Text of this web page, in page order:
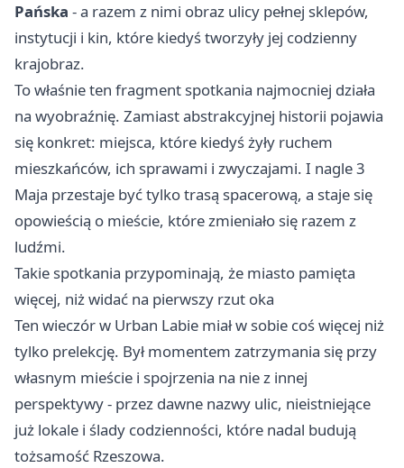
Pańska - a razem z nimi obraz ulicy pełnej sklepów,
instytucji i kin, które kiedyś tworzyły jej codzienny
krajobraz.
To właśnie ten fragment spotkania najmocniej działa
na wyobraźnię. Zamiast abstrakcyjnej historii pojawia
się konkret: miejsca, które kiedyś żyły ruchem
mieszkańców, ich sprawami i zwyczajami. I nagle 3
Maja przestaje być tylko trasą spacerową, a staje się
opowieścią o mieście, które zmieniało się razem z
ludźmi.
Takie spotkania przypominają, że miasto pamięta
więcej, niż widać na pierwszy rzut oka
Ten wieczór w Urban Labie miał w sobie coś więcej niż
tylko prelekcję. Był momentem zatrzymania się przy
własnym mieście i spojrzenia na nie z innej
perspektywy - przez dawne nazwy ulic, nieistniejące
już lokale i ślady codzienności, które nadal budują
tożsamość Rzeszowa.